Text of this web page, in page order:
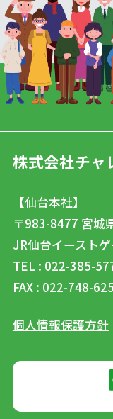
株式会社チャ
【仙台本社】
〒983-8477 宮城
JR仙台イースト
TEL : 022-385-
FAX : 022-748-
個人情報保護方針